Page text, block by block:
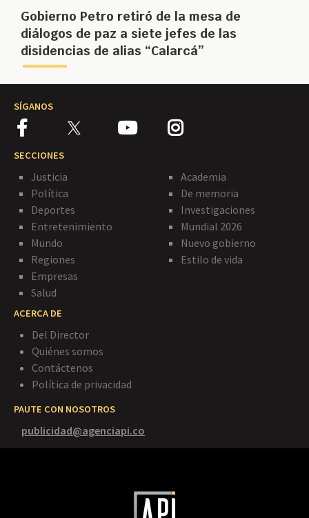
Gobierno Petro retiró de la mesa de
diálogos de paz a siete jefes de las
disidencias de alias “Calarcá”
SÍGANOS
SECCIONES
Justicia
Política
Deportes
Entretenimiento
Mundo
Regiones
Empresas
Salud
Academia
De memoria
Investigaciones
Mundial 2026
Nuevo gobierno
Estilo de vida
ACERCA DE
Del Director
Quiénes somos
Contáctenos
Política de privacidad
PAUTE CON NOSOTROS
publicidad@agenciapi.co